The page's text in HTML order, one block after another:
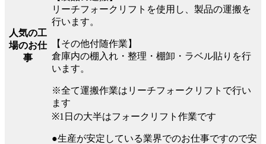
人気の工
場のお仕
事
リーチフォークリフトを使用し、製品の運搬を
行います。
【その他付随作業】
倉庫内の棚入れ・整理・棚卸・ラベル貼りを行
います。
※全て運搬作業はリーチフォークリフトで行い
ます
※1日の大半はフォークリフト作業です
●生産が安定している業界でのお仕事ですので安